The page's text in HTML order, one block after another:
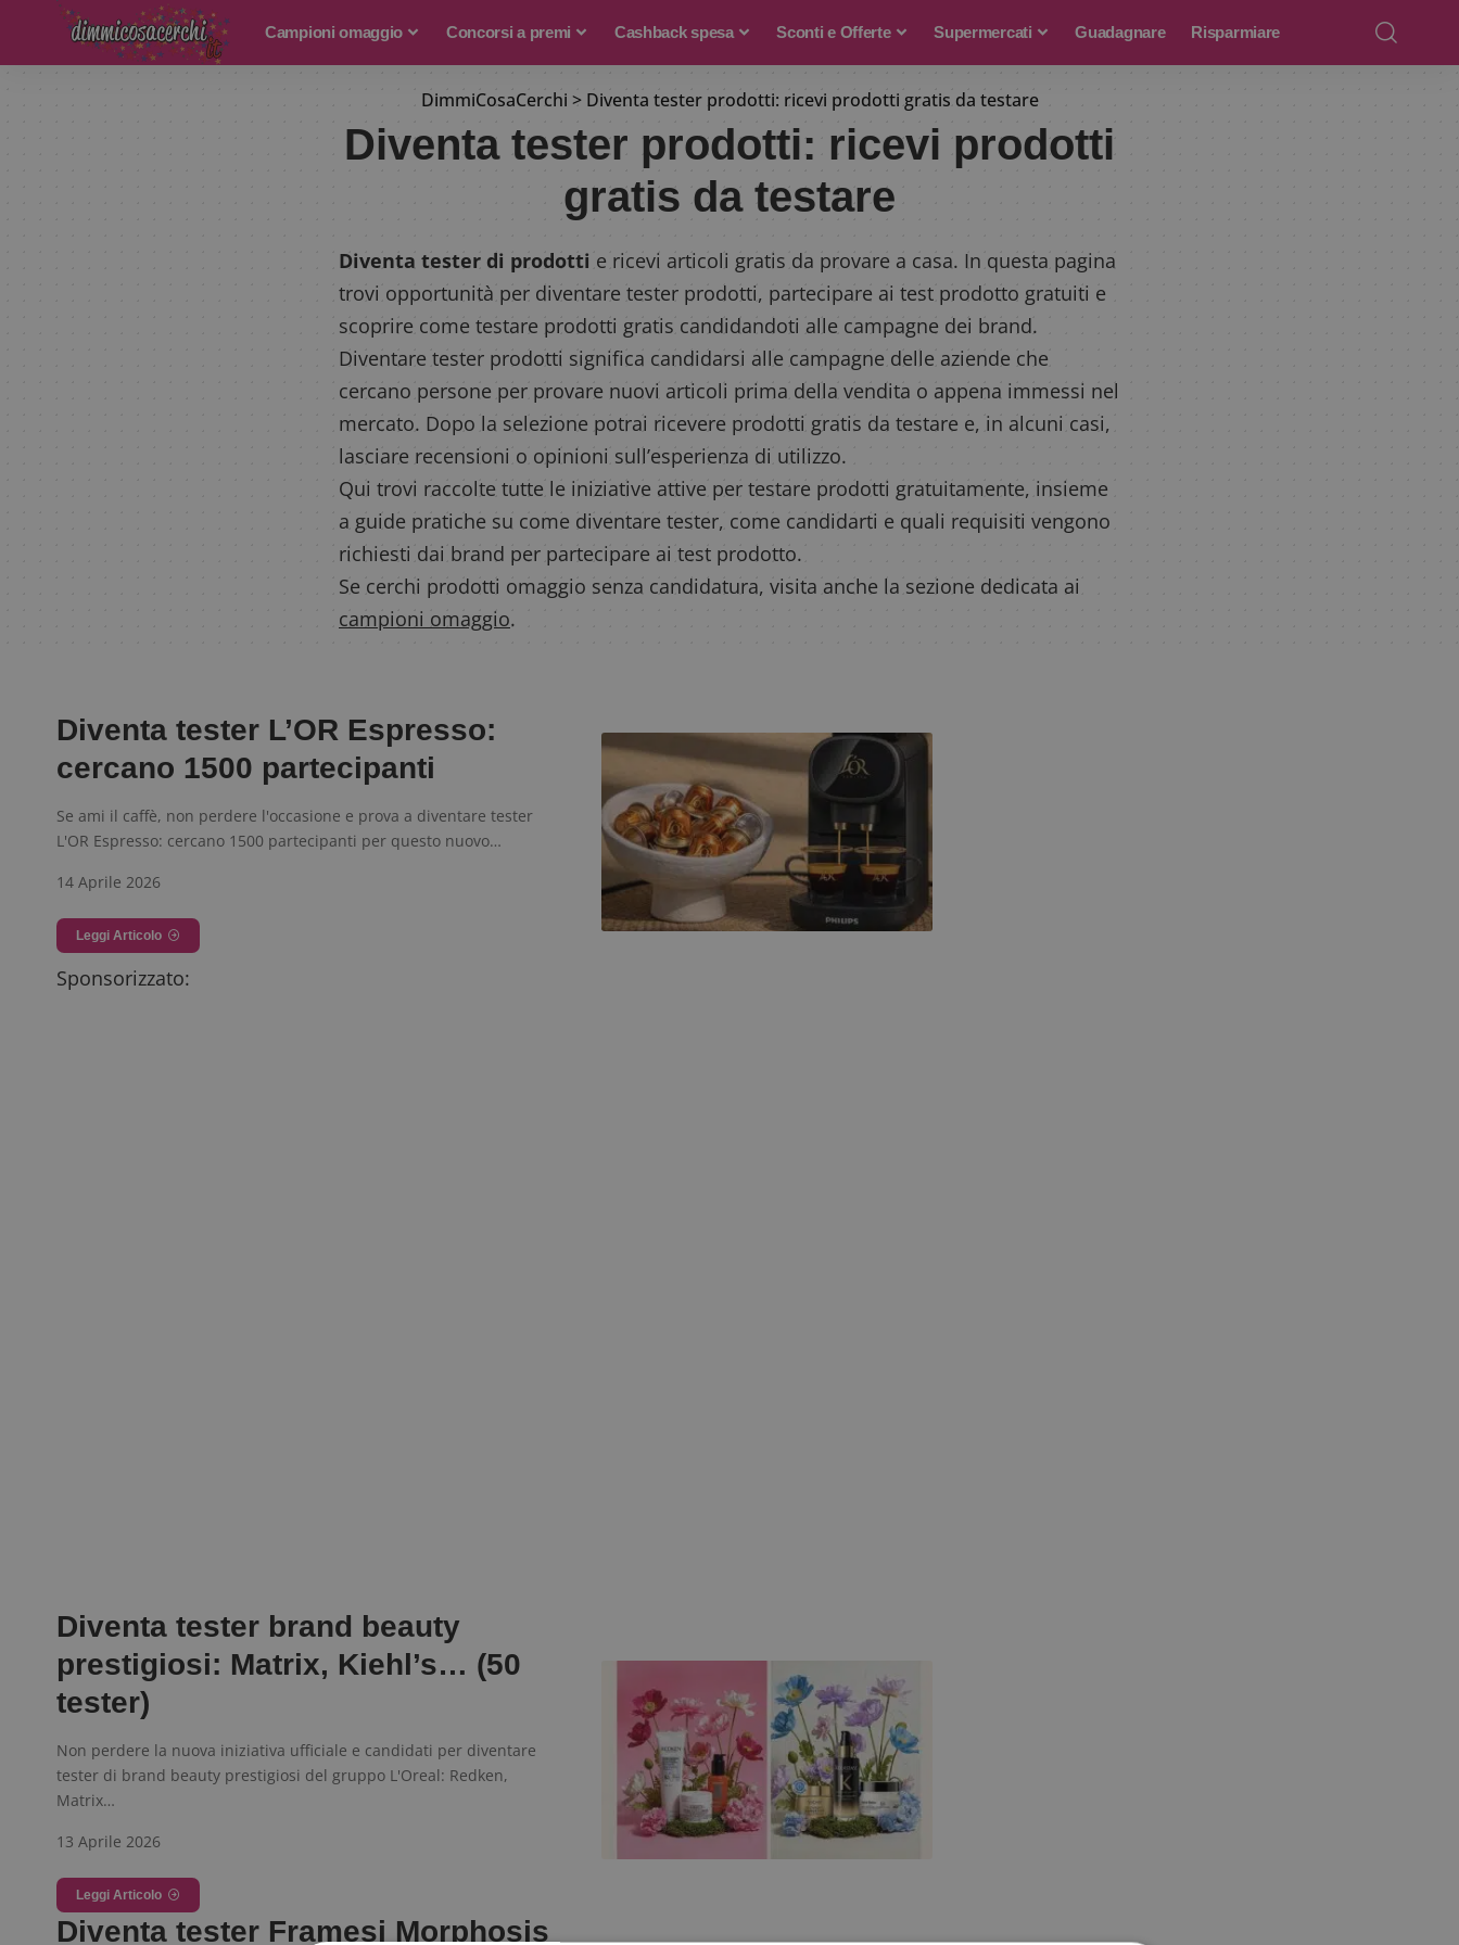
Campioni omaggio Concorsi a premi Cashback spesa Sconti e Offerte Supermercati Guadagnare Risparmiare
DimmiCosaCerchi > Diventa tester prodotti: ricevi prodotti gratis da testare
Diventa tester prodotti: ricevi prodotti
gratis da testare
Diventa tester di prodotti e ricevi articoli gratis da provare a casa. In questa pagina
trovi opportunità per diventare tester prodotti, partecipare ai test prodotto gratuiti e
scoprire come testare prodotti gratis candidandoti alle campagne dei brand.
Diventare tester prodotti significa candidarsi alle campagne delle aziende che
cercano persone per provare nuovi articoli prima della vendita o appena immessi nel
mercato. Dopo la selezione potrai ricevere prodotti gratis da testare e, in alcuni casi,
lasciare recensioni o opinioni sull’esperienza di utilizzo.
Qui trovi raccolte tutte le iniziative attive per testare prodotti gratuitamente, insieme
a guide pratiche su come diventare tester, come candidarti e quali requisiti vengono
richiesti dai brand per partecipare ai test prodotto.
Se cerchi prodotti omaggio senza candidatura, visita anche la sezione dedicata ai
campioni omaggio.
Diventa tester L’OR Espresso:
cercano 1500 partecipanti
Se ami il caffè, non perdere l'occasione e prova a diventare tester
L'OR Espresso: cercano 1500 partecipanti per questo nuovo…
14 Aprile 2026
Leggi Articolo
Sponsorizzato:
Diventa tester brand beauty
prestigiosi: Matrix, Kiehl’s… (50
tester)
Non perdere la nuova iniziativa ufficiale e candidati per diventare
tester di brand beauty prestigiosi del gruppo L'Oreal: Redken,
Matrix…
13 Aprile 2026
Leggi Articolo
Diventa tester Framesi Morphosis